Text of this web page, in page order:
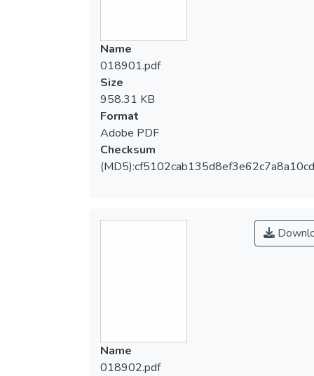
Name
018901.pdf
Size
958.31 KB
Format
Adobe PDF
Checksum
Name
018902.pdf